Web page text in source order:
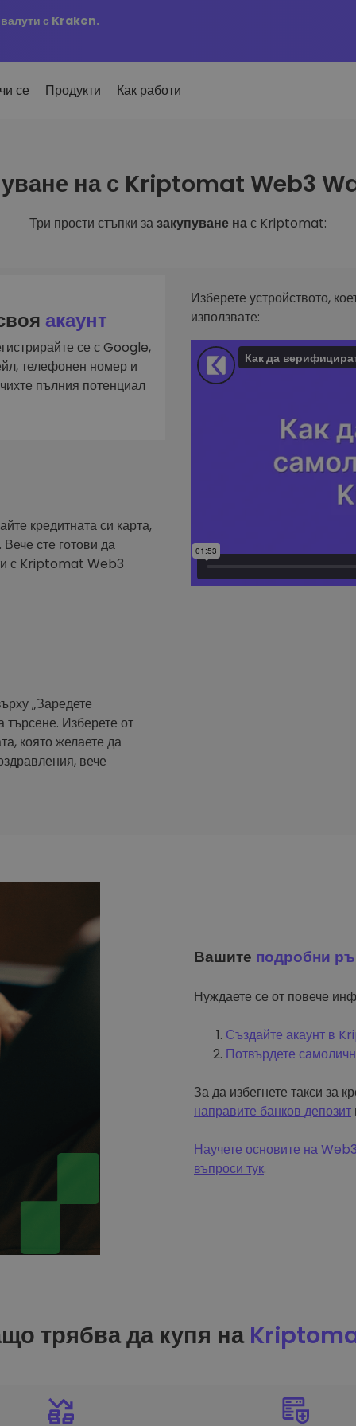
с Kraken.
добавени
добавени токени в
купил за 100 €…
се Продукти
на
за
KriptoEarn
криптовалута
Повтаряща се печалба
Как работи
на с Kriptomat Web3
Три прости стъпки зазакупуване нас Kriptomat:
акаунт
се с Google,
телефонен номер и
пълния потенциал
кредитната си карта,
сте готови да
с Kriptomat Web3
„Заредете
търсене. Изберете от
която желаете да
вече
Изберете устройството,
използвате:
Вашите подробни
Нуждаете се от повече
Създайте акаунт в
Потвърдете
За да избегнете такси за
направите банков депозит
Научете основите на
въпроси тук.
трябва да купя на